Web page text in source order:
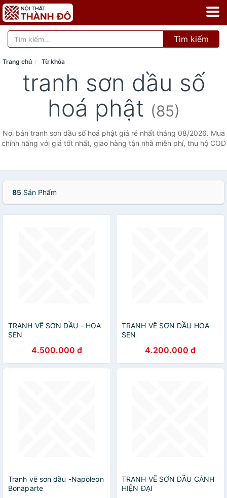
Tìm kiếm
Trang chủ Từ khóa
tranh sơn dầu số
hoá phật (85)
Nơi bán tranh sơn dầu số hoá phật giá rẻ nhất tháng 08/2026. Mua
chính hãng với giá tốt nhất, giao hàng tận nhà miễn phí, thu hộ COD
85 Sản Phẩm
TRANH VẼ SƠN DẦU - HOA
SEN
4.500.000 đ
TRANH VẼ SƠN DẦU HOA
SEN
4.200.000 đ
Tranh vẽ sơn dầu -Napoleon
Bonaparte
TRANH VẼ SƠN DẦU CẢNH
HIỆN ĐẠI